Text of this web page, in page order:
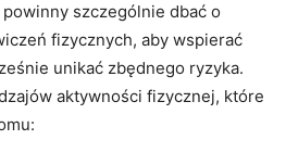
szczególnie dbać o
fizycznych, aby wspierać
unikać zbędnego ryzyka.
aktywności fizycznej, które